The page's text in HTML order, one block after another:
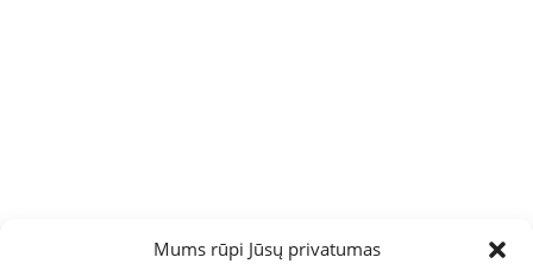
Mums rūpi Jūsų privatumas